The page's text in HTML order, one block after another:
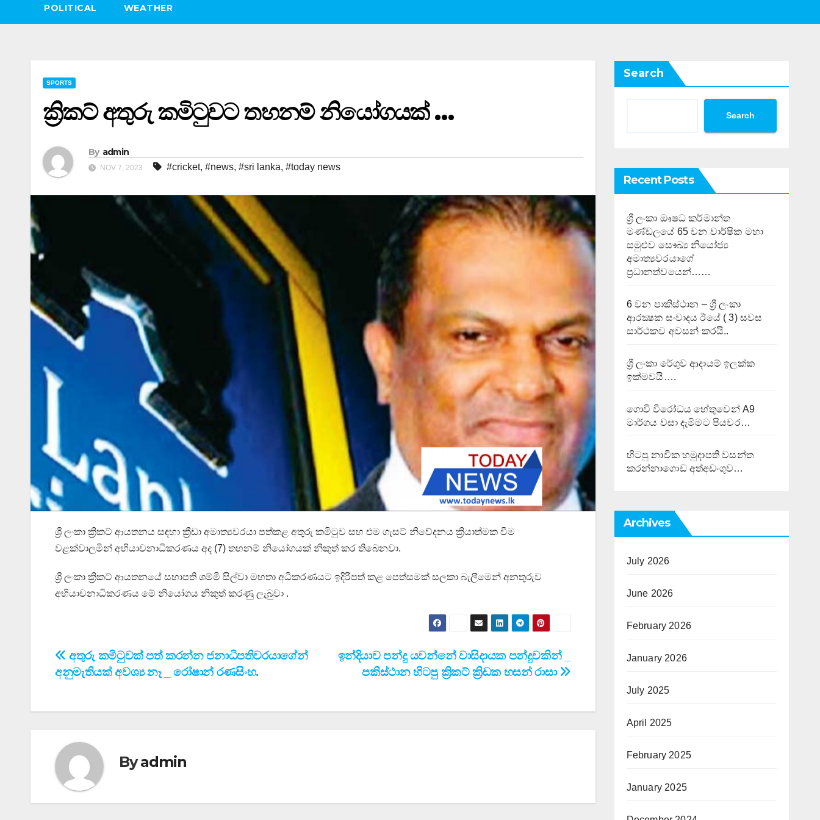
POLITICAL WEATHER
SPORTS
ක්‍රිකට් අතුරු කමිටුවට තහනම් නියෝගයක් …
By admin
NOV 7, 2023 #cricket, #news, #sri lanka, #today news
ශ්‍රී ලංකා ක්‍රිකට් ආයතනය සඳහා ක්‍රීඩා අමාත්‍යවරයා පත්කළ අතුරු කමිටුව සහ එම ගැසට් නිවේදනය ක්‍රියාත්මක වීම
වළක්වාලමින් අභියාචනාධිකරණය අද (7) තහනම් නියෝගයක් නිකුත් කර තිබෙනවා.
ශ්‍රී ලංකා ක්‍රිකට් ආයතනයේ සභාපති ශම්මි සිල්වා මහතා අධිකරණයට ඉදිරිපත් කළ පෙත්සමක් සලකා බැලීමෙන් අනතුරුව
අභියාචනාධිකරණය මේ නියෝගය නිකුත් කරණු ලැබුවා .
Post
navigation
ඉන්දියාව පන්දු යවන්නේ වාසිදායක පන්දුවකින් _
පකිස්ථාන හිටපු ක්‍රිකට් ක්‍රිඩක හසන් රාසා
අතුරු කමිටුවක් පත් කරන්න ජනාධිපතිවරයාගේන්
අනුමැතියක් අවශ්‍ය නෑ _ රෝෂාන් රණසිංහ.
Byadmin
Search
Search
Recent Posts
ශ්‍රී ලංකා ඖෂධ කර්මාන්ත
මණ්ඩලයේ 65 වන වාර්ෂික මහා
සමුළුව සෞඛ්‍ය නියෝජ්‍ය
අමාත්‍යවරයාගේ
ප්‍රධානත්වයෙන්……
6 වන පාකිස්ථාන – ශ්‍රී ලංකා
ආරක්‍ෂක සංවාදය ඊයේ ( 3) සවස
සාර්ථකව අවසන් කරයි..
ශ්‍රී ලංකා රේගුව ආදායම් ඉලක්ක
ඉක්මවයි….
ගොවි විරෝධය හේතුවෙන් A9
මාර්ගය වසා දැමිමට පියවර…
හිටපු නාවික හමුදාපති වසන්ත
කරන්නාගොඩ අත්අඩංගුව…
Archives
July 2026
June 2026
February 2026
January 2026
July 2025
April 2025
February 2025
January 2025